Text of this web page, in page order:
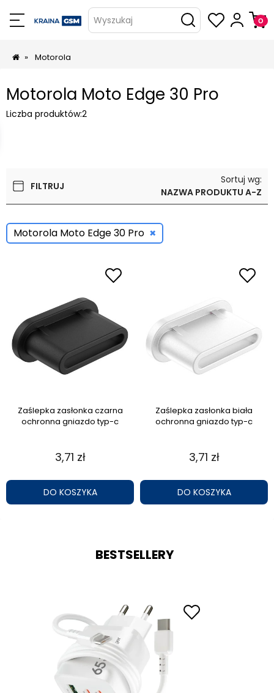
Wyszukaj
» Motorola
Motorola Moto Edge 30 Pro
Liczba produktów:2
FILTRUJ
Sortuj wg:
NAZWA PRODUKTU A-Z
Motorola Moto Edge 30 Pro ×
Zaślepka zasłonka czarna
ochronna gniazdo typ-c
3,71 zł
DO KOSZYKA
Zaślepka zasłonka biała
ochronna gniazdo typ-c
3,71 zł
DO KOSZYKA
BESTSELLERY